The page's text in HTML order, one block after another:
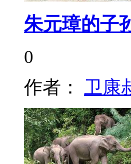
朱元璋的子
0
作者： 卫康